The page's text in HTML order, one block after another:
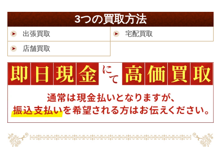
3つの買取方法
出張買取
宅配買取
店舗買取